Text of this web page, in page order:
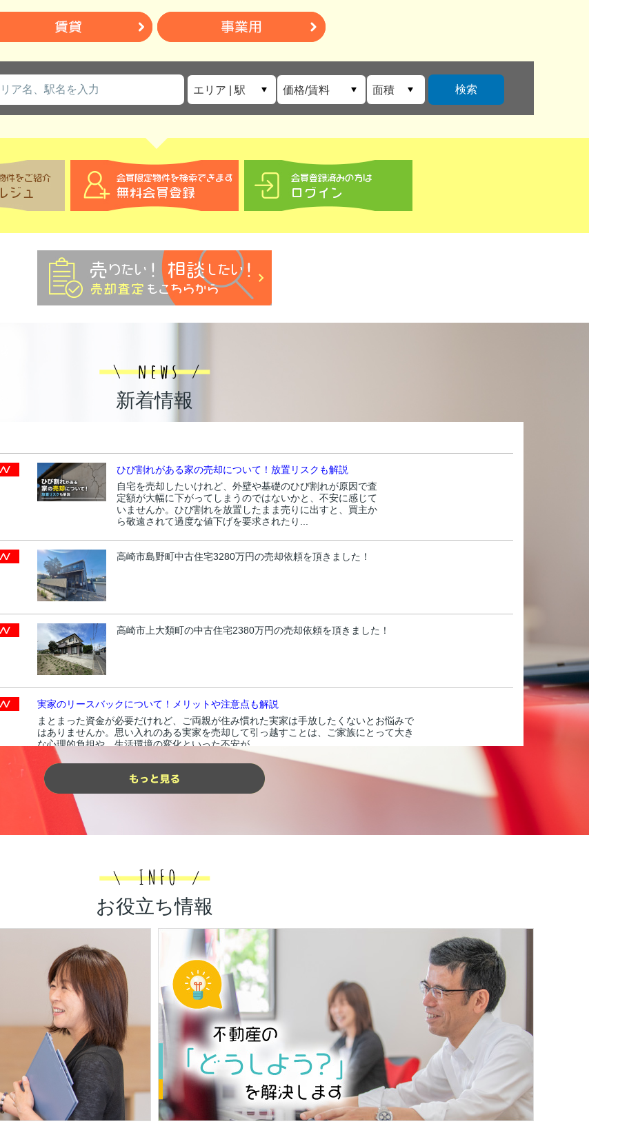
エリア | 駅 価格/賃料 面積 検索
新着情報
ひび割れがある家の売却について！放置リスクも解説
自宅を売却したいけれど、外壁や基礎のひび割れが原因で査
定額が大幅に下がってしまうのではないかと、不安に感じて
いませんか。ひび割れを放置したまま売りに出すと、買主か
ら敬遠されて過度な値下げを要求されたり...
高崎市島野町中古住宅3280万円の売却依頼を頂きました！
高崎市上大類町の中古住宅2380万円の売却依頼を頂きました！
実家のリースバックについて！メリットや注意点も解説
まとまった資金が必要だけれど、ご両親が住み慣れた実家は手放したくないとお悩みで
はありませんか。思い入れのある実家を売却して引っ越すことは、ご家族にとって大き
な心理的負担や、生活環境の変化といった不安が...
一人っ子の実家売却について！相続時の注意点も解説
一人っ子として大切な実家を相続したものの、ご自身は遠方
空き家を売却したいものの、どこへ相談すればよいのかわか
らず、手続きの進め方に迷っている方は多いのではないでし
ょうか。相談先を十分に見極めないまま進めると、売却方法
の選び方や相続、登記、税金の確認が後回...
空き家の名義変更について！種類や費用も解説
長年放置している実家などの空き家を売却したいものの、複雑な名義変更の手続きがわ
からずにお困りではありませんか。亡くなった方の名義のままだと、売却契約が結べな
いだけでなく、時間の経過とともに権利関係が複...
高崎市貝沢町角地売土地 75坪 2120万円
空き家を早く売却する方法は？ポイントや注意点も解説
相続した実家などの空き家を、できるだけ早く手放したいけれど、何から始めればよい
かわからずお困りではありませんか。誰も住んでいない家は人が住んでいる家よりも早
く傷んでしまい、固定資産税や維持管理の手間が...
お役立ち情報